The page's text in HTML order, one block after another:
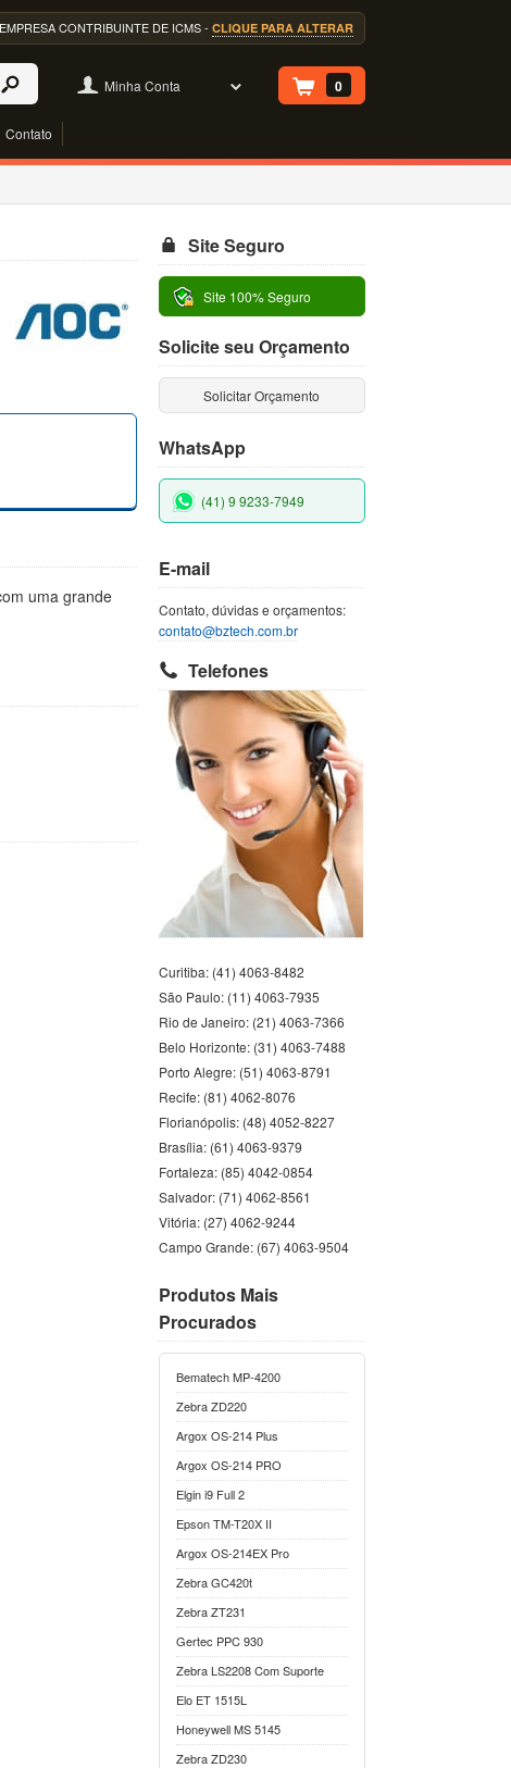
CONTRIBUINTE DE ICMS - CLIQUE PARA ALTERAR
Minha Conta 0
Contato
Site Seguro
Site 100% Seguro
Solicite seu Orçamento
Solicitar Orçamento
WhatsApp
(41) 9 9233-7949
E-mail
Contato, dúvidas e orçamentos:
contato@bztech.com.br
Telefones
Curitiba: (41) 4063-8482
São Paulo: (11) 4063-7935
Rio de Janeiro: (21) 4063-7366
Belo Horizonte: (31) 4063-7488
Porto Alegre: (51) 4063-8791
Recife: (81) 4062-8076
Florianópolis: (48) 4052-8227
Brasília: (61) 4063-9379
Fortaleza: (85) 4042-0854
Salvador: (71) 4062-8561
Vitória: (27) 4062-9244
Campo Grande: (67) 4063-9504
Produtos Mais
Procurados
Bematech MP-4200
Zebra ZD220
Argox OS-214 Plus
Argox OS-214 PRO
Elgin i9 Full 2
Epson TM-T20X II
Argox OS-214EX Pro
Zebra GC420t
Zebra ZT231
Gertec PPC 930
Zebra LS2208 Com Suporte
Elo ET 1515L
Honeywell MS 5145
Zebra ZD230
uma grande